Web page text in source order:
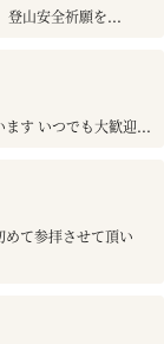
登山安全祈願を...
ます いつでも大歓迎...
て参拝させて頂い